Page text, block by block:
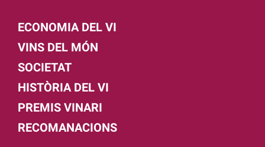
ECONOMIA DEL VI
VINS DEL MÓN
SOCIETAT
HISTÒRIA DEL VI
PREMIS VINARI
RECOMANACIONS